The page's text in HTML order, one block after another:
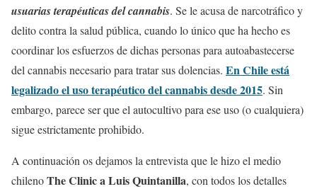
usuarias terapéuticas del cannabis. Se le acusa de narcotráfico y
delito contra la salud pública, cuando lo único que ha hecho es
coordinar los esfuerzos de dichas personas para autoabastecerse
del cannabis necesario para tratar sus dolencias. En Chile está
legalizado el uso terapéutico del cannabis desde 2015. Sin
embargo, parece ser que el autocultivo para ese uso (o cualquiera)
sigue estrictamente prohibido.
A continuación os dejamos la entrevista que le hizo el medio
chilenoThe Clinic a Luis Quintanilla, con todos los detalles